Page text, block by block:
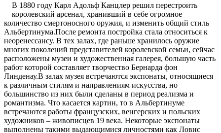
В 1880 году Карл Адольф Канцлер решил перестроить
королевский арсенал, хранивший в себе огромное
количество смертоносного оружия, и изменить общий стиль
Альбертинума.После ремонта постройка стала относиться к
неоренессансу. В тех залах, где раньше хранилось оружие
многих поколений представителей королевской семьи, сейчас
расположены музеи и художественная галерея, большую часть
работ которой составляет творчество Бернарда фон
Линденау.В залах музея встречаются экспонаты, относящиеся
к различным стилям и направлениям искусства, но
большинство из них были сделаны в период реализма и
романтизма. Что касается картин, то в Альбертинуме
встречаются работы французских, венгерских и польских
художников – живописцев 19 века. Некоторые экспонаты
выполнены такими выдающимися личностями как Ловис